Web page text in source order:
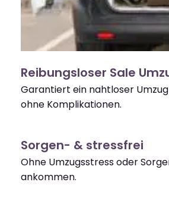
Reibungsloser Sale
Garantiert ein nahtloser
ohne Komplikationen.
Sorgen- & stressfrei
Ohne Umzugsstress oder
ankommen.